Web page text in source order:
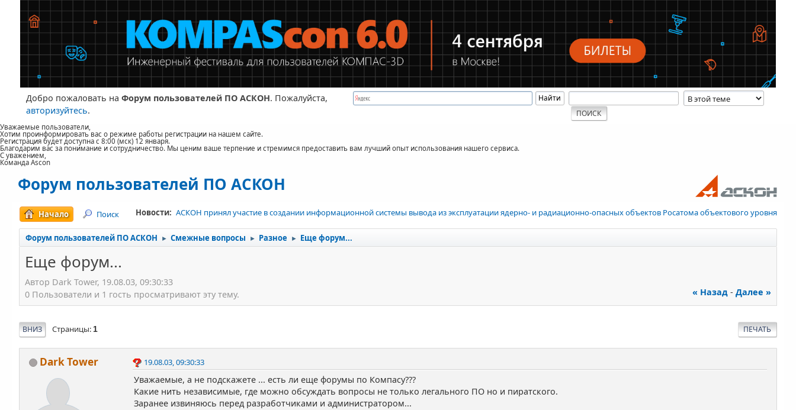
Добро пожаловать на Форум пользователей ПО АСКОН. Пожалуйста,
авторизуйтесь.
Уважаемые пользователи,
Хотим проинформировать вас о режиме работы регистрации на нашем сайте.
Регистрация будет доступна с 8:00 (мск) 12 января.
Благодарим вас за понимание и сотрудничество. Мы ценим ваше терпение и стремимся предоставить вам лучший опыт использования нашего сервиса.
С уважением,
Команда Ascon
Форум пользователей ПО АСКОН
Новости: АСКОН принял участие в создании информационной системы вывода из эксплуатации ядерно- и радиационно-опасных объектов Росатома объектового уровня
Начало Поиск
Форум пользователей ПО АСКОН ► Смежные вопросы ► Разное ► Еще форум...
Еще форум...
Автор Dark Tower, 19.08.03, 09:30:33
« Назад- Далее »
0 Пользователи и 1 гость просматривают эту тему.
ПЕЧАТЬ
ВНИЗ Страницы 1
Dark Tower 19.08.03, 09:30:33
Уважаемые, а не подскажете ... есть ли еще форумы по Компасу???
Какие нить независимые, где можно обсуждать вопросы не только легального ПО но и пиратского.
Заранее извиняюсь перед разработчиками и администратором...